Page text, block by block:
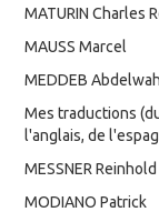
MATURIN Charles
MAUSS Marcel
MEDDEB
Mes traductions
l'anglais, de
MESSNER Reinhold
MODIANO Patrick